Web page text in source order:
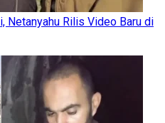
Netanyahu Rilis Video Baru di